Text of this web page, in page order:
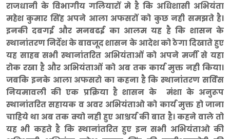
राजधानी के विभागीय गलियारों मे है कि अधिशासी अभियंता
महेश कुमार सिंह अपने आला अफसरों को कुछ नही समझते है।
इनकी दबगई और मनबढई का आलम यह है कि शासन के
स्थानांतरण निर्देश के बावजूद शासन के आदेश को ठेगा दिखाते हुए
यह साहब सभी स्थानांतरित अभियंताओं को अपने मर्जी से यहा
रोक रखा है और अभियंताओं को अब तक कार्य मुक्त नही किया।
जबकि इनके आला अफसरो का कहना है कि स्थानांतरण सर्विस
नियमावली की एक प्रक्रिया है शासन के मंशा के अनुरूप
स्थानांतरित सहायक व अवर अभियंताओ को कार्य मुक्त हो जाना
चाहिये था अब तक क्यो नही हुए आश्चर्य की बात है। कहने वाले तो
यह भी कहते है कि स्थानांतरित हुए इन सभी अभियंताओ की